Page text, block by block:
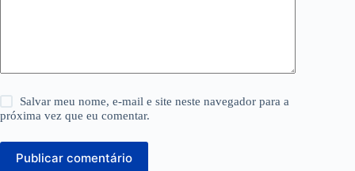
Salvar meu nome, e-mail e site neste navegador para a
próxima vez que eu comentar.
Publicar comentário